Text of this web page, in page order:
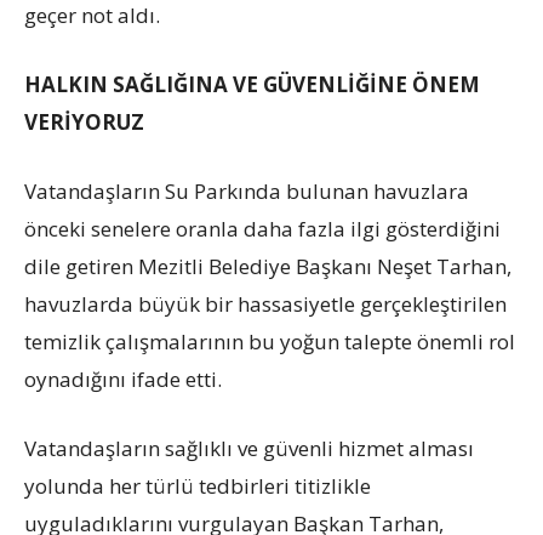
geçer not aldı.
HALKIN SAĞLIĞINA VE GÜVENLİĞİNE ÖNEM
VERİYORUZ
Vatandaşların Su Parkında bulunan havuzlara
önceki senelere oranla daha fazla ilgi gösterdiğini
dile getiren Mezitli Belediye Başkanı Neşet Tarhan,
havuzlarda büyük bir hassasiyetle gerçekleştirilen
temizlik çalışmalarının bu yoğun talepte önemli rol
oynadığını ifade etti.
Vatandaşların sağlıklı ve güvenli hizmet alması
yolunda her türlü tedbirleri titizlikle
uyguladıklarını vurgulayan Başkan Tarhan,